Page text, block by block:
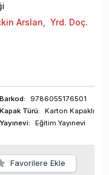
Arslan
Yrd. Doç.
Barkod:
9786055176501
Kapak Türü:
Karton Kapaklı
Yayınevi:
Eğitim Yayınevi
Favorilere Ekle